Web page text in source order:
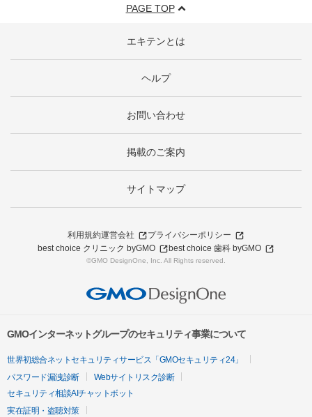
PAGE TOP
エキテンとは
ヘルプ
お問い合わせ
掲載のご案内
サイトマップ
利用規約運営会社
プライバシーポリシー
best choice クリニック byGMO
best choice 歯科 byGMO
©GMO DesignOne, Inc. All Rights reserved.
GMOインターネットグループのセキュリティ事業について
世界初総合ネットセキュリティサービス「GMOセキュリティ24」
パスワード漏洩診断
Webサイトリスク診断
セキュリティ相談AIチャットボット
実在証明・盗聴対策